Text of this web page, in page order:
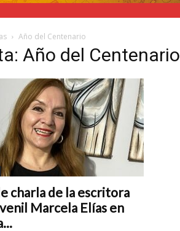
Año del Centenario
Año del Centenario
charla de la escritora
Marcela Elías en